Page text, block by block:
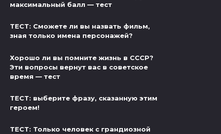
максимальный балл — тест
ТЕСТ: Сможете ли вы назвать фильм,
зная только имена персонажей?
Хорошо ли вы помните жизнь в СССР?
Эти вопросы вернут вас в советское
время — тест
ТЕСТ: выберите фразу, сказанную этим
героем!
ТЕСТ: Только человек с грандиозной